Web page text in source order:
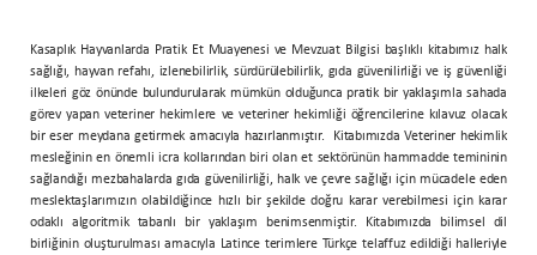
Kasaplık Hayvanlarda Pratik Et Muayenesi ve Mevzuat Bilgisi başlıklı kitabımız halk
sağlığı, hayvan refahı, izlenebilirlik, sürdürülebilirlik, gıda güvenilirliği ve iş güvenliği
ilkeleri göz önünde bulundurularak mümkün olduğunca pratik bir yaklaşımla sahada
görev yapan veteriner hekimlere ve veteriner hekimliği öğrencilerine kılavuz olacak
bir eser meydana getirmek amacıyla hazırlanmıştır. Kitabımızda Veteriner hekimlik
mesleğinin en önemli icra kollarından biri olan et sektörünün hammadde temininin
sağlandığı mezbahalarda gıda güvenilirliği, halk ve çevre sağlığı için mücadele eden
meslektaşlarımızın olabildiğince hızlı bir şekilde doğru karar verebilmesi için karar
odaklı algoritmik tabanlı bir yaklaşım benimsenmiştir. Kitabımızda bilimsel dil
birliğinin oluşturulması amacıyla Latince terimlere Türkçe telaffuz edildiği halleriyle